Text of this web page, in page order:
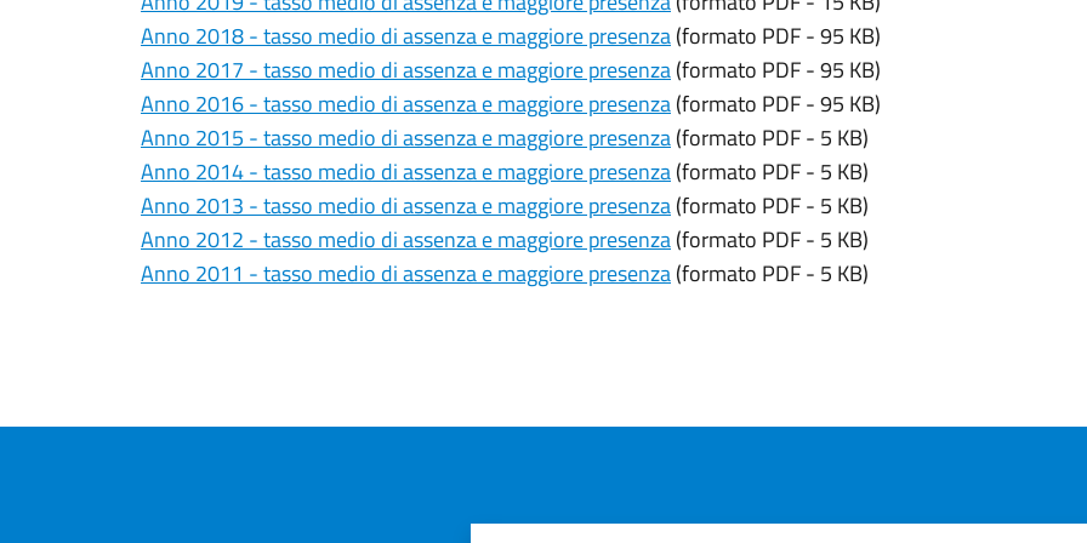
Anno 2018 - tasso medio di assenza e maggiore presenza(formato PDF - 95 KB)
Anno 2017 - tasso medio di assenza e maggiore presenza(formato PDF - 95 KB)
Anno 2016 - tasso medio di assenza e maggiore presenza(formato PDF - 95 KB)
Anno 2015 - tasso medio di assenza e maggiore presenza(formato PDF - 5 KB)
Anno 2014 - tasso medio di assenza e maggiore presenza(formato PDF - 5 KB)
Anno 2013 - tasso medio di assenza e maggiore presenza(formato PDF - 5 KB)
Anno 2012 - tasso medio di assenza e maggiore presenza(formato PDF - 5 KB)
Anno 2011 - tasso medio di assenza e maggiore presenza(formato PDF - 5 KB)